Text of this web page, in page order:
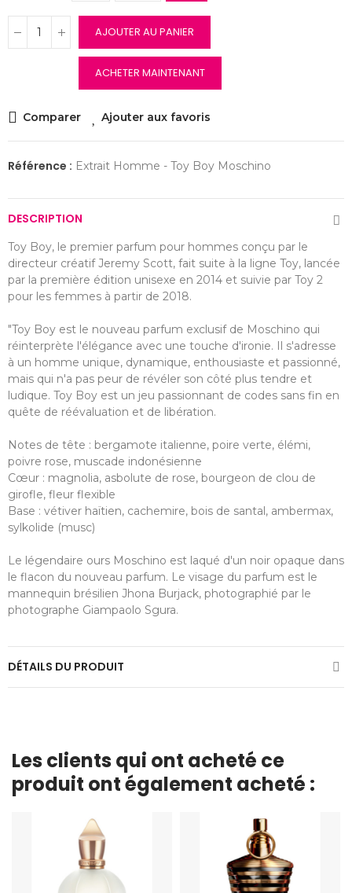
AJOUTER AU PANIER
ACHETER MAINTENANT
Comparer Ajouter aux favoris
Référence : Extrait Homme - Toy Boy Moschino
DESCRIPTION
Toy Boy, le premier parfum pour hommes conçu par le
directeur créatif Jeremy Scott, fait suite à la ligne Toy, lancée
par la première édition unisexe en 2014 et suivie par Toy 2
pour les femmes à partir de 2018.
"Toy Boy est le nouveau parfum exclusif de Moschino qui
réinterprète l'élégance avec une touche d'ironie. Il s'adresse
à un homme unique, dynamique, enthousiaste et passionné,
mais qui n'a pas peur de révéler son côté plus tendre et
ludique. Toy Boy est un jeu passionnant de codes sans fin en
quête de réévaluation et de libération.
Notes de tête : bergamote italienne, poire verte, élémi,
poivre rose, muscade indonésienne
Cœur : magnolia, asbolute de rose, bourgeon de clou de
girofle, fleur flexible
Base : vétiver haïtien, cachemire, bois de santal, ambermax,
sylkolide (musc)
Le légendaire ours Moschino est laqué d'un noir opaque dans
le flacon du nouveau parfum. Le visage du parfum est le
mannequin brésilien Jhona Burjack, photographié par le
photographe Giampaolo Sgura.
DÉTAILS DU PRODUIT
Les clients qui ont acheté ce
produit ont également acheté :